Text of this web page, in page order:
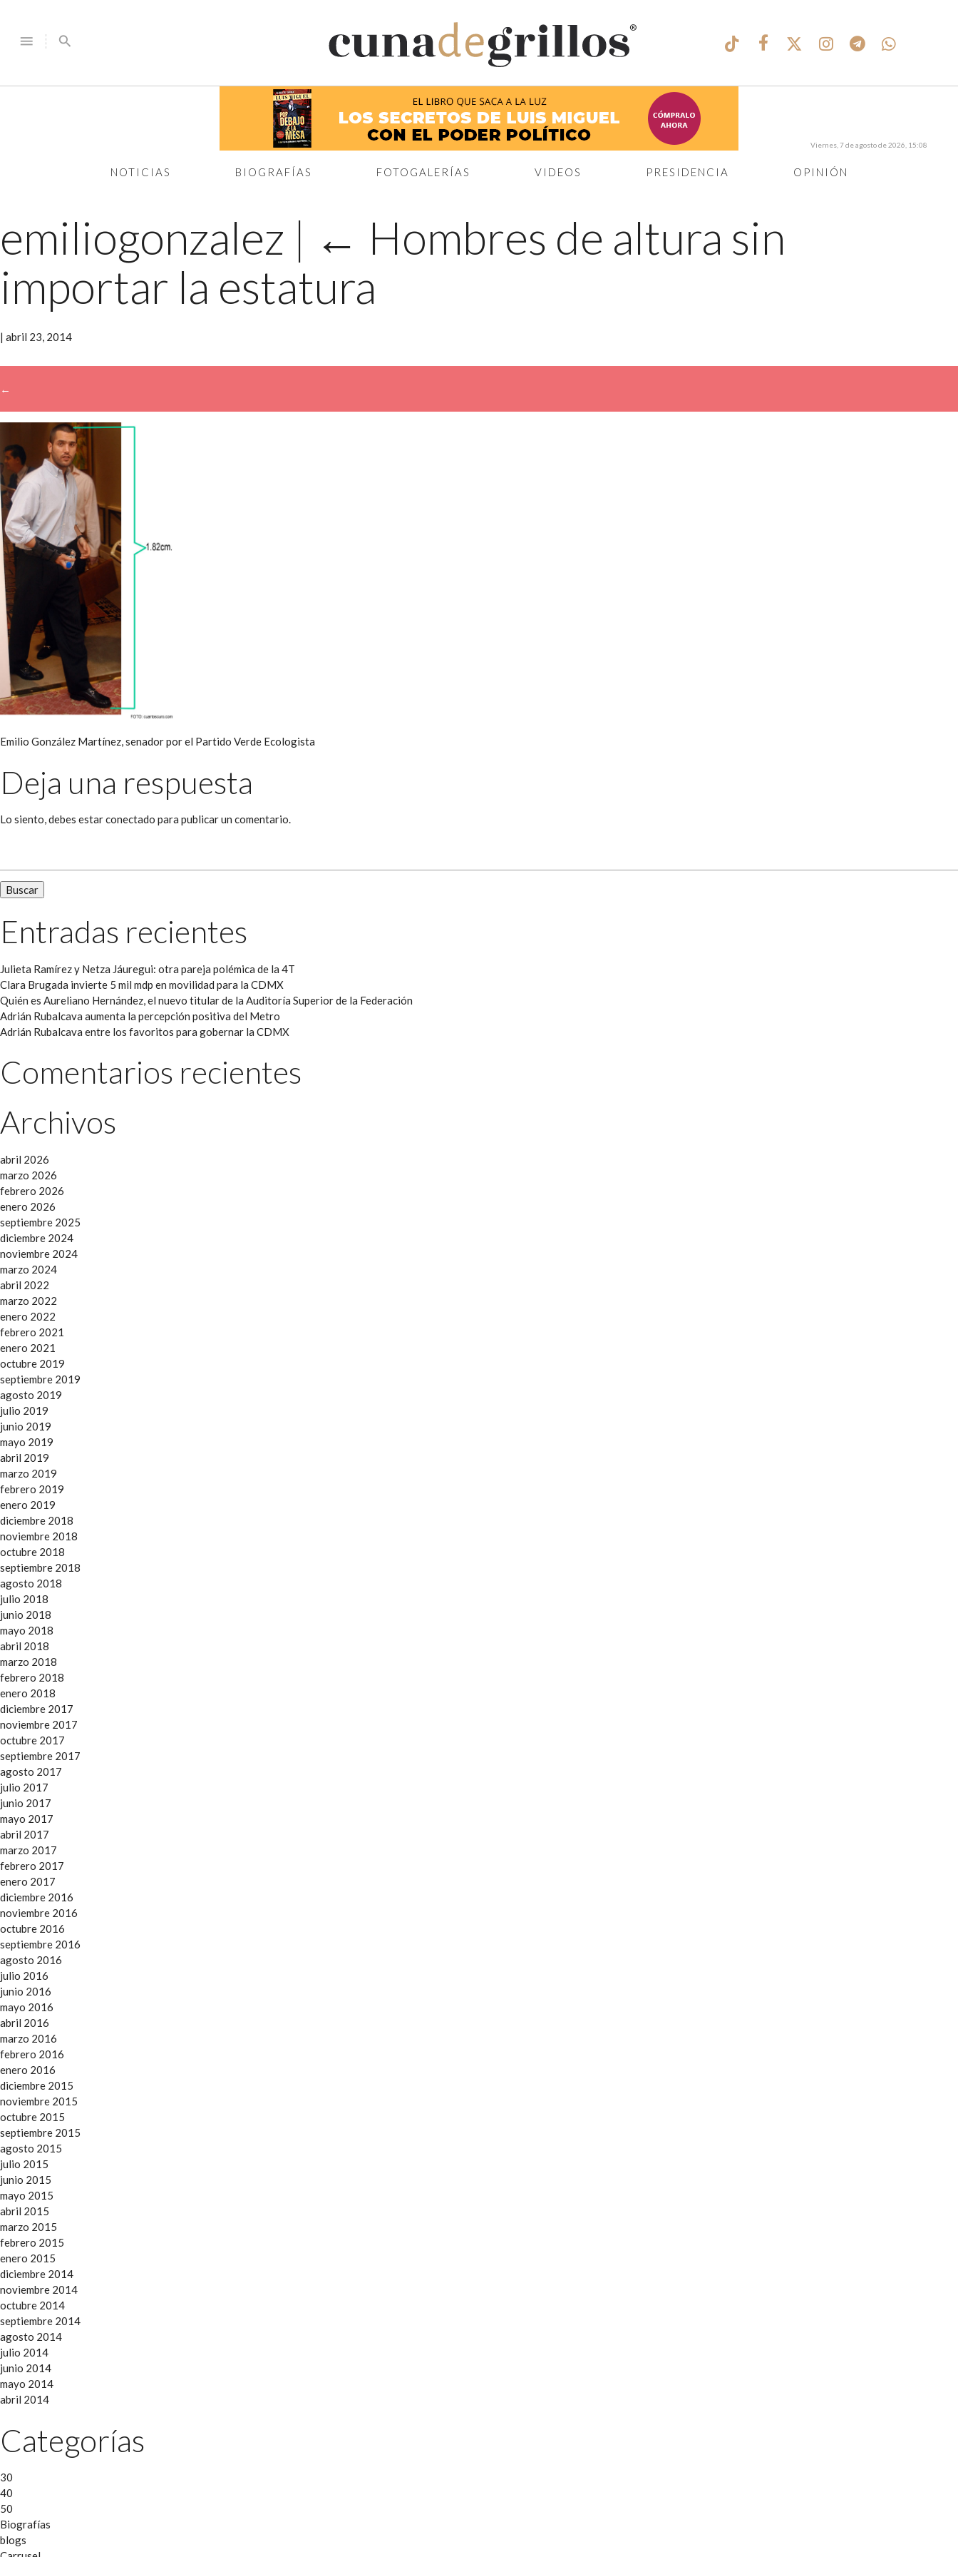
menu search
®
NOTICIAS BIOGRAFÍAS FOTOGALERÍAS VIDEOS PRESIDENCIA OPINIÓN
Viernes, 7 de agosto de 2026, 15:08
emiliogonzalez | ← Hombres de altura sin
importar la estatura
| abril 23, 2014
←
Emilio González Martínez, senador por el Partido Verde Ecologista
Deja una respuesta
Lo siento, debes estarconectado para publicar un comentario.
Entradas recientes
Julieta Ramírez y Netza Jáuregui: otra pareja polémica de la 4T
Clara Brugada invierte 5 mil mdp en movilidad para la CDMX
Quién es Aureliano Hernández, el nuevo titular de la Auditoría Superior de la Federación
Adrián Rubalcava aumenta la percepción positiva del Metro
Adrián Rubalcava entre los favoritos para gobernar la CDMX
Comentarios recientes
Archivos
abril 2026
marzo 2026
febrero 2026
enero 2026
septiembre 2025
diciembre 2024
noviembre 2024
marzo 2024
abril 2022
marzo 2022
enero 2022
febrero 2021
enero 2021
octubre 2019
septiembre 2019
agosto 2019
julio 2019
junio 2019
mayo 2019
abril 2019
marzo 2019
febrero 2019
enero 2019
diciembre 2018
noviembre 2018
octubre 2018
septiembre 2018
agosto 2018
julio 2018
junio 2018
mayo 2018
abril 2018
marzo 2018
febrero 2018
enero 2018
diciembre 2017
noviembre 2017
octubre 2017
septiembre 2017
agosto 2017
julio 2017
junio 2017
mayo 2017
abril 2017
marzo 2017
febrero 2017
enero 2017
diciembre 2016
noviembre 2016
octubre 2016
septiembre 2016
agosto 2016
julio 2016
junio 2016
mayo 2016
abril 2016
marzo 2016
febrero 2016
enero 2016
diciembre 2015
noviembre 2015
octubre 2015
septiembre 2015
agosto 2015
julio 2015
junio 2015
mayo 2015
abril 2015
marzo 2015
febrero 2015
enero 2015
diciembre 2014
noviembre 2014
octubre 2014
septiembre 2014
agosto 2014
julio 2014
junio 2014
mayo 2014
abril 2014
Categorías
30
40
50
Biografías
blogs